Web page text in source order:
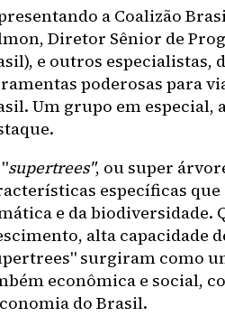
a Coalizão
Diretor Sênior de
e outros especialistas,
poderosas para
Um grupo em especial,
supertrees", ou super
específicas
e da biodiversidade.
alta capacidade
surgiram como
econômica e social,
do Brasil.